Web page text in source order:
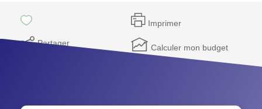
Imprimer
Partager Calculer mon budget